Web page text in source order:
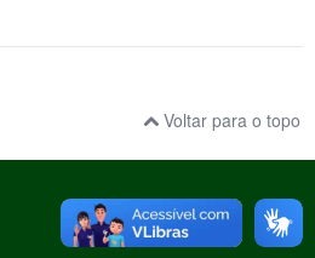
Voltar para o topo